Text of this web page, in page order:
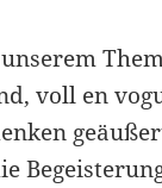
voll en